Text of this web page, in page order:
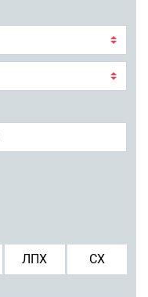
ЛПХ СХ